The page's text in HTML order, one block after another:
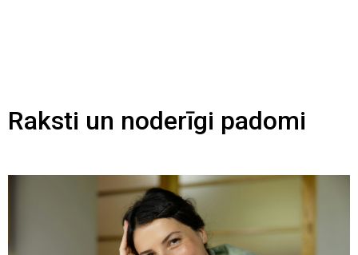
Raksti un noderīgi padomi